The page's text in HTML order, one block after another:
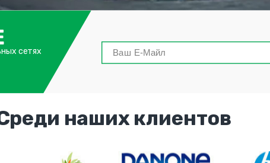
сетях
наших клиентов